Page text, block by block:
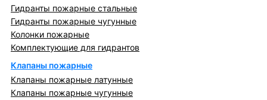
Гидранты пожарные стальные
Гидранты пожарные чугунные
Колонки пожарные
Комплектующие для гидрантов
Клапаны пожарные
Клапаны пожарные латунные
Клапаны пожарные чугунные